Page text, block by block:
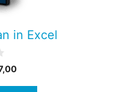
in Excel
Prijsklasse: